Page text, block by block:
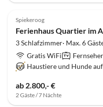
5.0 (3)
Spiekeroog
Ferienhaus Quartier im
3 Schlafzimmer· Max. 6
Gratis WiFi
Haustiere und Hunde
ab 2.800,- €
2 Gäste / 7 Nächte